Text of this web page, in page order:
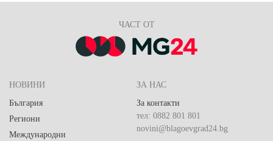
ЧАСТ ОТ
НОВИНИ
България
Региони
Международни
ЗА НАС
За контакти
тел: 0882 801 801
novini@blagoevgrad24.bg